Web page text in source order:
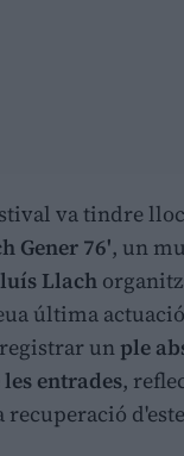
va tindre
Gener 76', un
Llach
última
unple
entrades,
recuperació